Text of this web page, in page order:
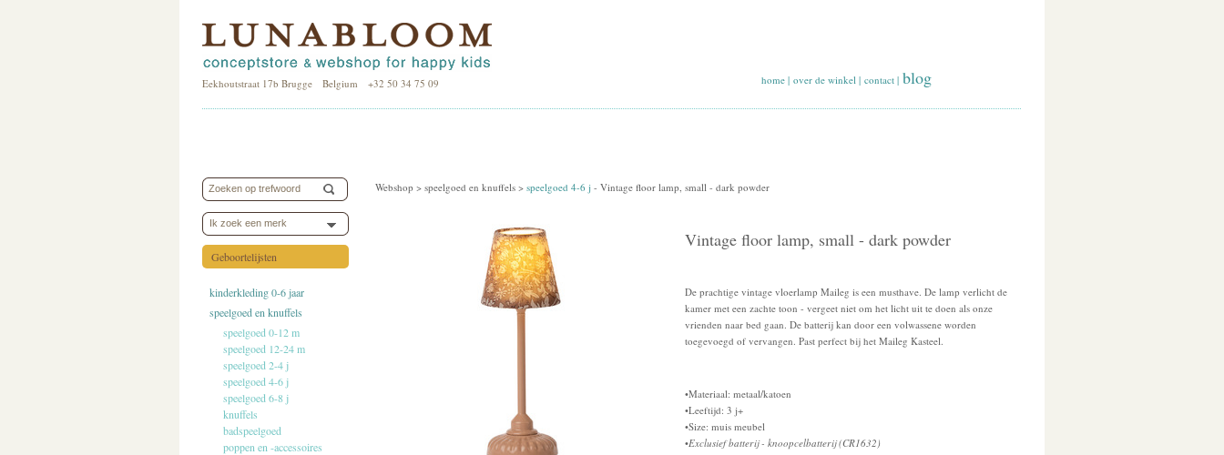
Eekhoutstraat 17b Brugge Belgium +32 50 34 75 09 home | over de winkel | contact | blog
Ik zoek een merk
Geboortelijsten
kinderkleding 0-6 jaar
speelgoed en knuffels
speelgoed 0-12 m
speelgoed 12-24 m
speelgoed 2-4 j
speelgoed 4-6 j
speelgoed 6-8 j
knuffels
badspeelgoed
poppen en -accessoires
Webshop > speelgoed en knuffels > speelgoed 4-6 j - Vintage floor lamp, small - dark powder
Vintage floor lamp, small - dark powder
De prachtige vintage vloerlamp Maileg is een musthave. De lamp verlicht de
kamer met een zachte toon - vergeet niet om het licht uit te doen als onze
vrienden naar bed gaan. De batterij kan door een volwassene worden
toegevoegd of vervangen. Past perfect bij het Maileg Kasteel.
•Materiaal: metaal/katoen
•Leeftijd: 3 j+
•Size: muis meubel
•Exclusief batterij - knoopcelbatterij (CR1632)